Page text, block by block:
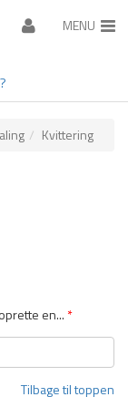
MENU
Kvittering
en... *
Tilbage til toppen